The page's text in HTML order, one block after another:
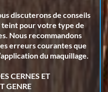
discuterons de conseils
teint pour votre type de
Nous recommandons
erreurs courantes que
du maquillage.
CERNES ET
GENRE